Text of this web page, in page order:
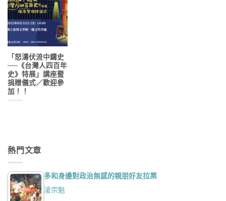
「怒濤伏流中鑄史
──《台灣人四百年
史》特展」講座暨
捐贈儀式／歡迎參
加！！
熱門文章
多和身邊對政治無感的親朋好友拉票
凌宗魁